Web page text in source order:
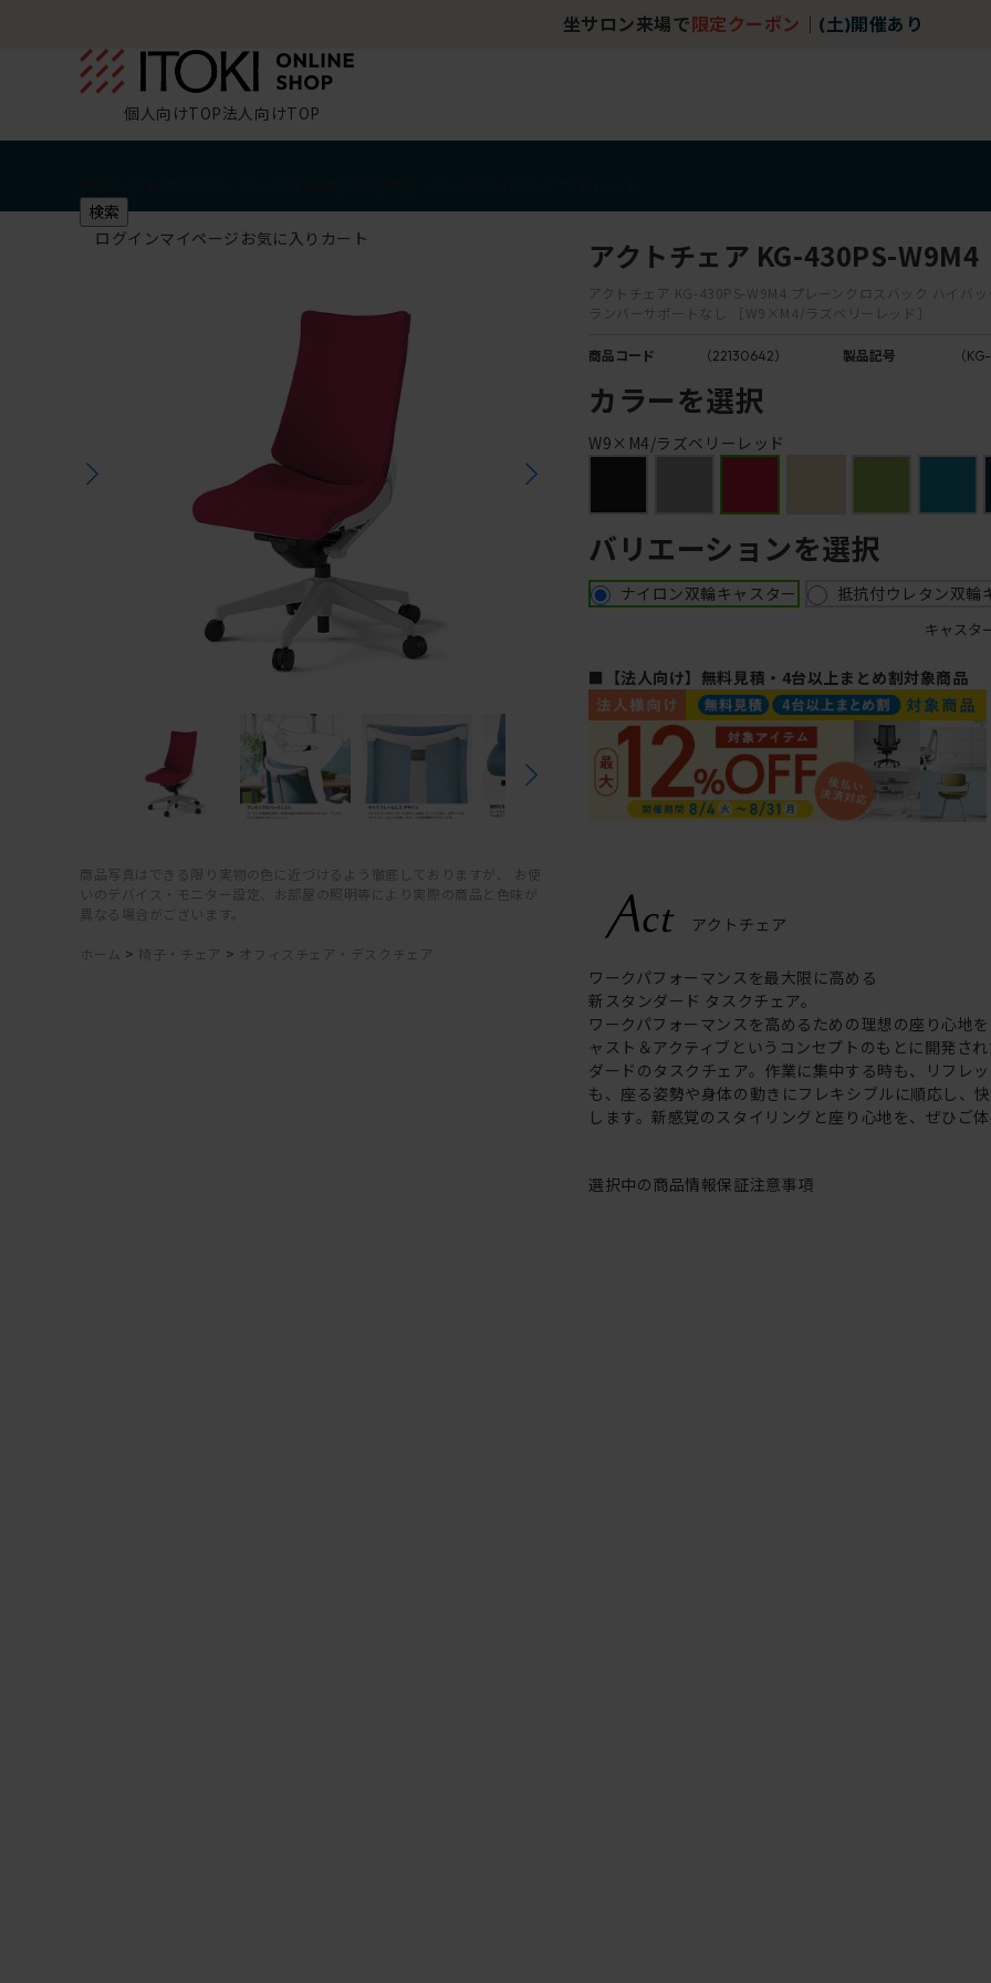
坐サロン来場で 限定クーポン (土)開催あり
個人向けTOP法人向けTOP
検索
ログインマイページ お気に入り カート
商品写真はできる限り実物の色に近づけるよう徹底しておりますが、 お使
いのデバイス・モニター設定、お部屋の照明等により実際の商品と色味が
異なる場合がございます。
ホーム > 椅子・チェア > オフィスチェア・デスクチェア
アクトチェア KG-430PS-W9M4
アクトチェア KG-430PS-W9M4 プレーンクロスバック ハイバッ
ランバーサポートなし ［W9×M4/ラズベリーレッド］
商品コード （22130642） 製品記号 （
カラーを選択
W9×M4/ラズベリーレッド
バリエーションを選択
ナイロン双輪キャスター 抵抗付ウレタン双輪
キャスタ
■【法人向け】無料見積・4台以上まとめ割対象商品
ワークパフォーマンスを最大限に高める
新スタンダード タスクチェア。
ワークパフォーマンスを高めるための理想の座り心地
ャスト＆アクティブというコンセプトのもとに開発さ
ダードのタスクチェア。作業に集中する時も、リフレ
も、座る姿勢や身体の動きにフレキシブルに順応し、
します。新感覚のスタイリングと座り心地を、ぜひご体
選択中の商品情報保証注意事項